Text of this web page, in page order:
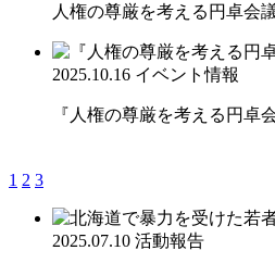
人権の尊厳を考える円卓会
2025.10.16 イベント情報
『人権の尊厳を考える円卓会
1 2 3
2025.07.10 活動報告